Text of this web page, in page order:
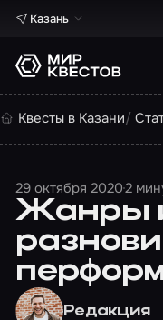
Казань
Квесты в Казани
29 октября 20202
Жанры
Редакция